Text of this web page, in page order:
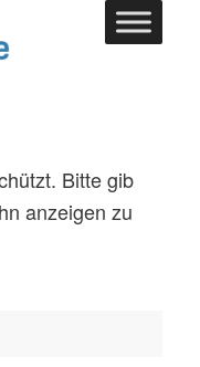
Bitte gib
anzeigen zu